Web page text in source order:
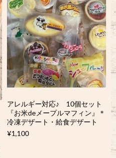
アレルギー対応♪ 10個セット
『お米deメープルマフィン』＊
冷凍デザート・給食デザート
¥1,100